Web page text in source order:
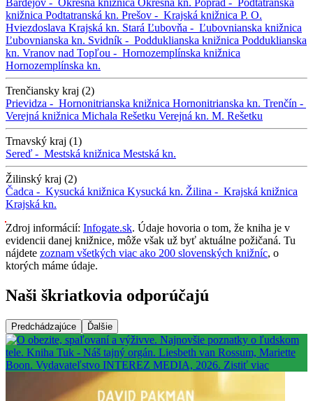
Bardejov - Okresná knižnica Okresná kn. Poprad - Podtatranská
knižnica Podtatranská kn. Prešov - Krajská knižnica P. O.
Hviezdoslava Krajská kn. Stará Ľubovňa - Ľubovnianska knižnica
Ľubovnianska kn. Svidník - Podduklianska knižnica Podduklianska
kn. Vranov nad Topľou - Hornozemplínska knižnica
Hornozemplínska kn.
Trenčiansky kraj (2)
Prievidza - Hornonitrianska knižnica Hornonitrianska kn. Trenčín -
Verejná knižnica Michala Rešetku Verejná kn. M. Rešetku
Trnavský kraj (1)
Sereď - Mestská knižnica Mestská kn.
Žilinský kraj (2)
Čadca - Kysucká knižnica Kysucká kn. Žilina - Krajská knižnica
Krajská kn.
Zdroj informácií: Infogate.sk. Údaje hovoria o tom, že kniha je v
evidencii danej knižnice, môže však už byť aktuálne požičaná. Tu
nájdete zoznam všetkých viac ako 200 slovenských knižníc, o
ktorých máme údaje.
Naši škriatkovia odporúčajú
Predchádzajúce Ďalšie